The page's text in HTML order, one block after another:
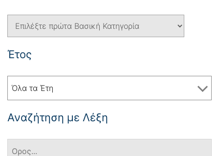
Έτος
Όλα τα Έτη
Αναζήτηση με Λέξη